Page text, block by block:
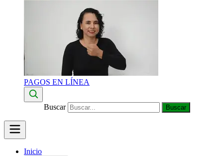
PAGOS EN LÍNEA
Buscar Buscar
Inicio